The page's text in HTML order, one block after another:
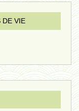
DE VIE